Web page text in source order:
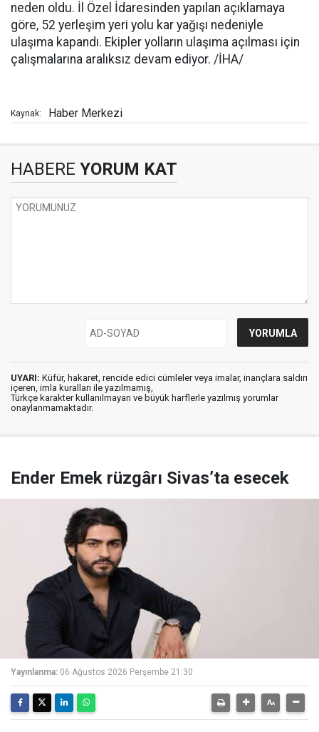
neden oldu. İl Özel İdaresinden yapılan açıklamaya
göre, 52 yerleşim yeri yolu kar yağışı nedeniyle
ulaşıma kapandı. Ekipler yolların ulaşıma açılması için
çalışmalarına aralıksız devam ediyor. /İHA/
Kaynak: Haber Merkezi
HABERE YORUM KAT
UYARI: Küfür, hakaret, rencide edici cümleler veya imalar, inançlara saldırı
içeren, imla kuralları ile yazılmamış,
Türkçe karakter kullanılmayan ve büyük harflerle yazılmış yorumlar
onaylanmamaktadır.
Ender Emek rüzgârı Sivas’ta esecek
Yayınlanma: 06 Ağustos 2026 Perşembe 21:30